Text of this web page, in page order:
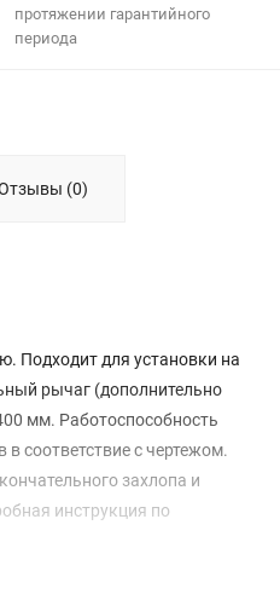
протяжении гарантийного
периода
(0)
Подходит для установки на
рычаг (дополнительно
мм. Работоспособность
соответствие с чертежом.
захлопа и
инструкция по